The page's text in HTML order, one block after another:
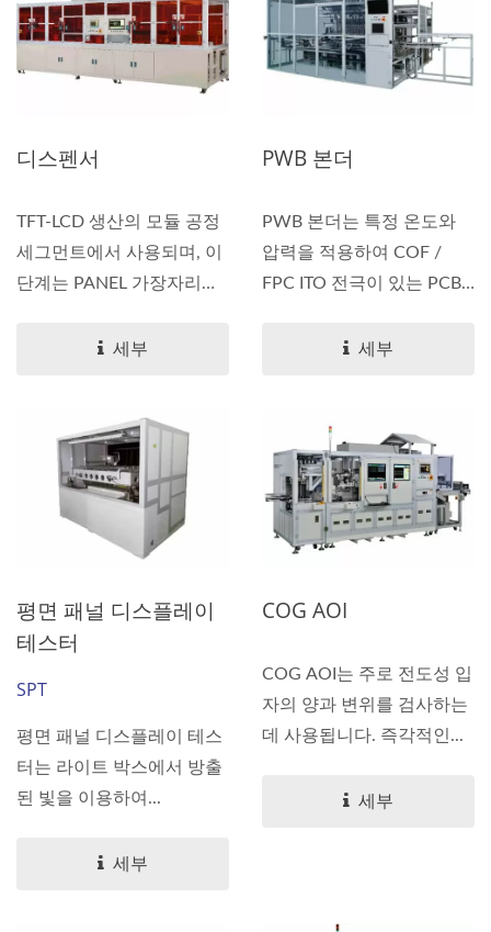
디스펜서
TFT-LCD 생산의 모듈 공정
세그먼트에서 사용되며, 이
단계는 PANEL 가장자리
세부
PWB 본더
PWB 본더는 특정 온도와
압력을 적용하여 COF /
FPC ITO 전극이 있는 PCB
세부
평면 패널 디스플레이
테스터
SPT
평면 패널 디스플레이 테스
터는 라이트 박스에서 방출
된 빛을 이용하여...
세부
COG AOI
COG AOI는 주로 전도성 입
자의 양과 변위를 검사하는
데 사용됩니다. 즉각적인...
세부